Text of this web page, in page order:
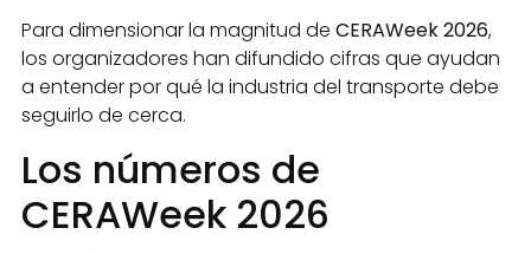
Para dimensionar la magnitud de CERAWeek 2026,
los organizadores han difundido cifras que ayudan
a entender por qué la industria del transporte debe
seguirlo de cerca.
Los números de
CERAWeek 2026